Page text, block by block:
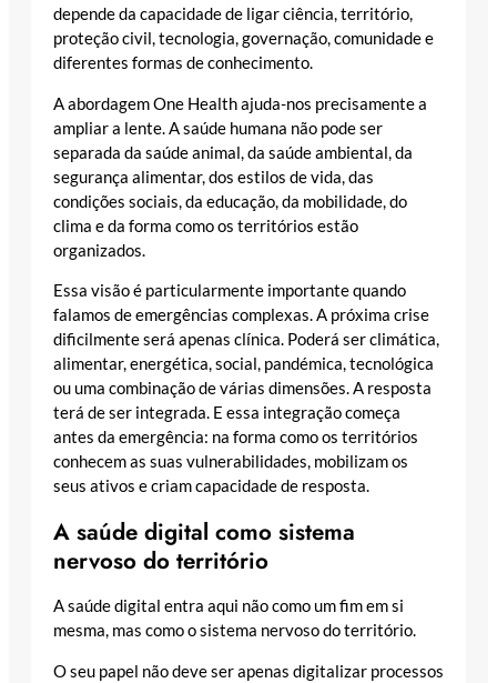
depende da capacidade de ligar ciência, território,
proteção civil, tecnologia, governação, comunidade e
diferentes formas de conhecimento.
A abordagem One Health ajuda-nos precisamente a
ampliar a lente. A saúde humana não pode ser
separada da saúde animal, da saúde ambiental, da
segurança alimentar, dos estilos de vida, das
condições sociais, da educação, da mobilidade, do
clima e da forma como os territórios estão
organizados.
Essa visão é particularmente importante quando
falamos de emergências complexas. A próxima crise
dificilmente será apenas clínica. Poderá ser climática,
alimentar, energética, social, pandémica, tecnológica
ou uma combinação de várias dimensões. A resposta
terá de ser integrada. E essa integração começa
antes da emergência: na forma como os territórios
conhecem as suas vulnerabilidades, mobilizam os
seus ativos e criam capacidade de resposta.
A saúde digital como sistema
nervoso do território
A saúde digital entra aqui não como um fim em si
mesma, mas como o sistema nervoso do território.
O seu papel não deve ser apenas digitalizar processos